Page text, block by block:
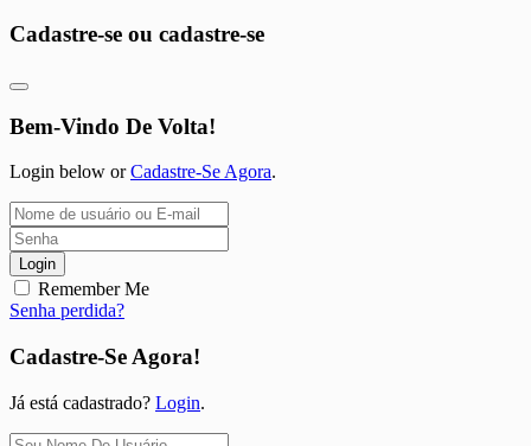
Cadastre-se ou cadastre-se
Bem-Vindo De Volta!
Login below orCadastre-Se Agora.
Login
Remember Me
Senha perdida?
Cadastre-Se Agora!
Já está cadastrado? Login.